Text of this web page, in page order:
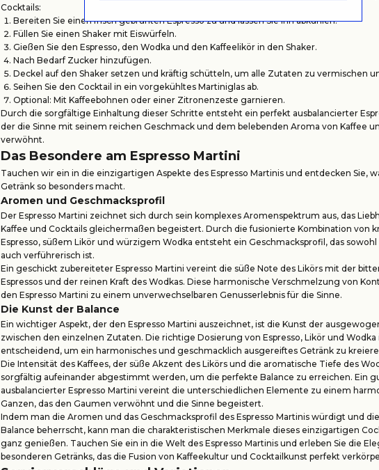
Cocktails:
Bereiten Sie einen frisch gebrühten Espresso zu und lassen Sie ihn abkühlen.
Füllen Sie einen Shaker mit Eiswürfeln.
Gießen Sie den Espresso, den Wodka und den Kaffeelikör in den Shaker.
Nach Bedarf Zucker hinzufügen.
Deckel auf den Shaker setzen und kräftig schütteln, um alle Zutaten zu vermischen
Seihen Sie den Cocktail in ein vorgekühltes Martiniglas ab.
Optional: Mit Kaffeebohnen oder einer Zitronenzeste garnieren.
Durch die sorgfältige Einhaltung dieser Schritte entsteht ein perfekt ausbalancierter
der die Sinne mit seinem reichen Geschmack und dem belebenden Aroma von Kaffee
verwöhnt.
Das Besondere am Espresso Martini
Tauchen wir ein in die einzigartigen Aspekte des Espresso Martinis und entdecken Sie,
Getränk so besonders macht.
Aromen und Geschmacksprofil
Der Espresso Martini zeichnet sich durch sein komplexes Aromenspektrum aus, das
Kaffee und Cocktails gleichermaßen begeistert. Durch die fusionierte Kombination von
Espresso, süßem Likör und würzigem Wodka entsteht ein Geschmacksprofil, das sowohl
auch verführerisch ist.
Ein geschickt zubereiteter Espresso Martini vereint die süße Note des Likörs mit der
Espressos und der reinen Kraft des Wodkas. Diese harmonische Verschmelzung von
den Espresso Martini zu einem unverwechselbaren Genusserlebnis für die Sinne.
Die Kunst der Balance
Ein wichtiger Aspekt, der den Espresso Martini auszeichnet, ist die Kunst der
zwischen den einzelnen Zutaten. Die richtige Dosierung von Espresso, Likör und Wodka
entscheidend, um ein harmonisches und geschmacklich ausgereiftes Getränk zu
Die Intensität des Kaffees, der süße Akzent des Likörs und die aromatische Tiefe des
sorgfältig aufeinander abgestimmt werden, um die perfekte Balance zu erreichen. Ein
ausbalancierter Espresso Martini vereint die unterschiedlichen Elemente zu einem
Ganzen, das den Gaumen verwöhnt und die Sinne begeistert.
Indem man die Aromen und das Geschmacksprofil des Espresso Martinis würdigt und
Balance beherrscht, kann man die charakteristischen Merkmale dieses einzigartigen
ganz genießen. Tauchen Sie ein in die Welt des Espresso Martinis und erleben Sie die
besonderen Getränks, das die Fusion von Kaffeekultur und Cocktailkunst perfekt